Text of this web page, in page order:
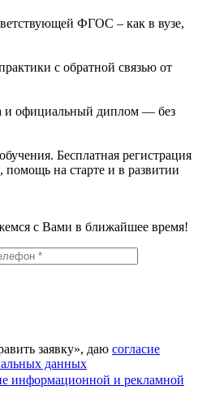
ФГОС – как в вузе,
с обратной связью от
и официальный диплом — без
Бесплатная регистрация
помощь на старте и в развитии
с Вами в ближайшее время!
заявку», даю согласие
данных
информационной и рекламной